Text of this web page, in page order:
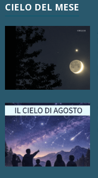
CIELO DEL MESE